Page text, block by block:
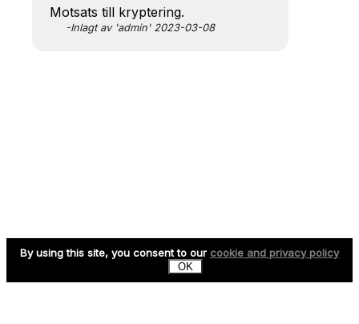
Motsats till kryptering.
-Inlagt av 'admin' 2023-03-08
By using this site, you consent to our cookie and privacy policy